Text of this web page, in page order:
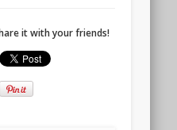
it with your friends!